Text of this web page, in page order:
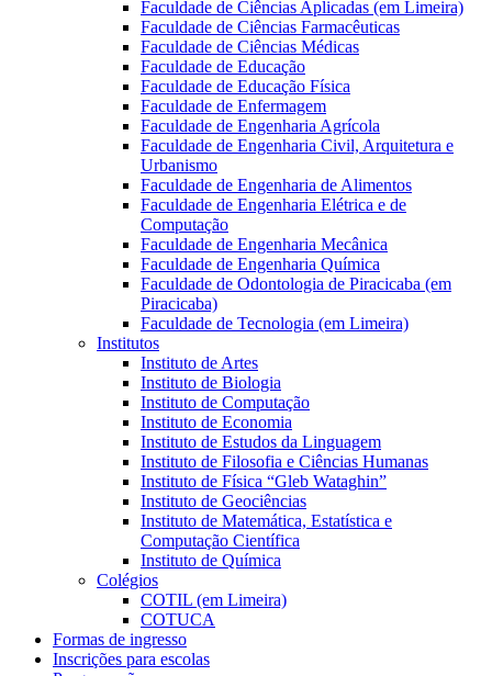
Faculdade de Ciências Aplicadas (em Limeira)
Faculdade de Ciências Farmacêuticas
Faculdade de Ciências Médicas
Faculdade de Educação
Faculdade de Educação Física
Faculdade de Enfermagem
Faculdade de Engenharia Agrícola
Faculdade de Engenharia Civil, Arquitetura e
Urbanismo
Faculdade de Engenharia de Alimentos
Faculdade de Engenharia Elétrica e de
Computação
Faculdade de Engenharia Mecânica
Faculdade de Engenharia Química
Faculdade de Odontologia de Piracicaba (em
Piracicaba)
Faculdade de Tecnologia (em Limeira)
Institutos
Instituto de Artes
Instituto de Biologia
Instituto de Computação
Instituto de Economia
Instituto de Estudos da Linguagem
Instituto de Filosofia e Ciências Humanas
Instituto de Física “Gleb Wataghin”
Instituto de Geociências
Instituto de Matemática, Estatística e
Computação Científica
Instituto de Química
Colégios
COTIL (em Limeira)
COTUCA
Formas de ingresso
Inscrições para escolas